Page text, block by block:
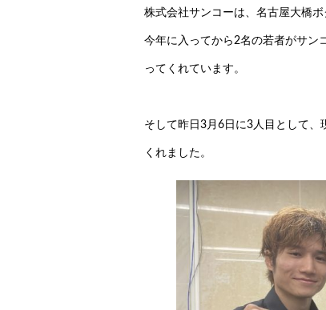
株式会社サンコーは、名古屋大橋
今年に入ってから2名の若者がサン
ってくれています。
そして昨日3月6日に3人目として
くれました。